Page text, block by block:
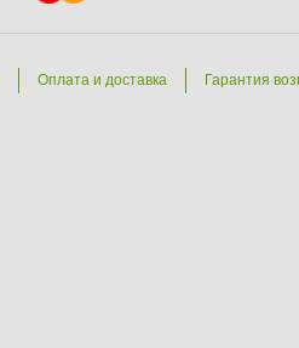
Оплата и доставка Гарантия